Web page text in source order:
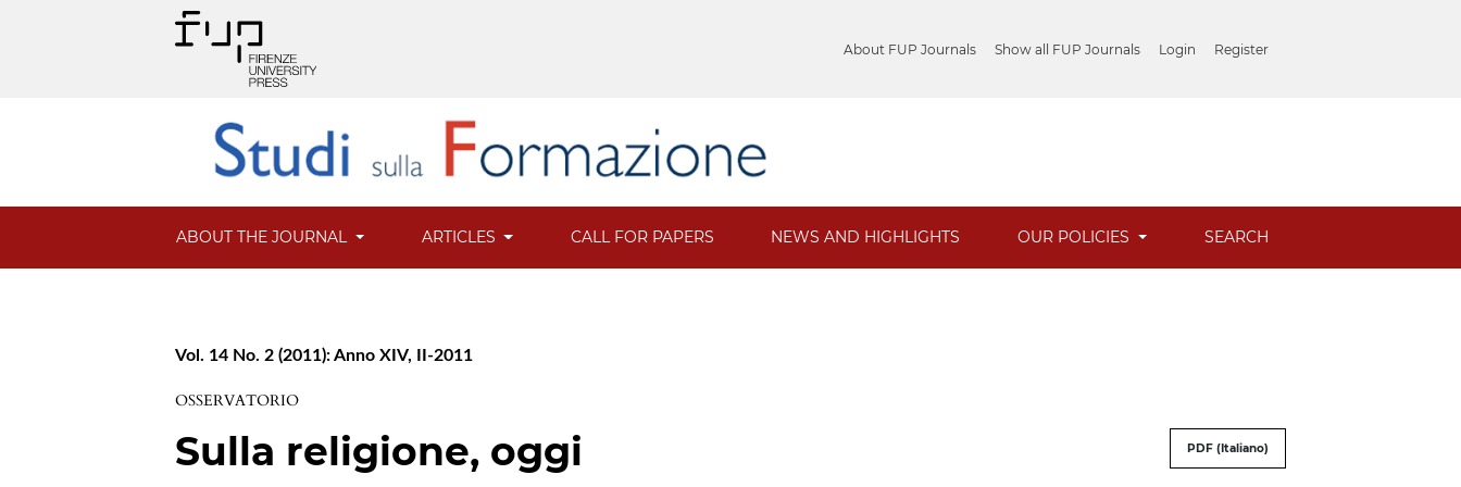
About FUP Journals Show all FUP Journals Login Register
ABOUT THE JOURNAL ARTICLES CALL FOR PAPERS NEWS AND HIGHLIGHTS OUR POLICIES SEARCH
Vol. 14 No. 2 (2011): Anno XIV, II-2011
OSSERVATORIO
Sulla religione, oggi PDF (Italiano)